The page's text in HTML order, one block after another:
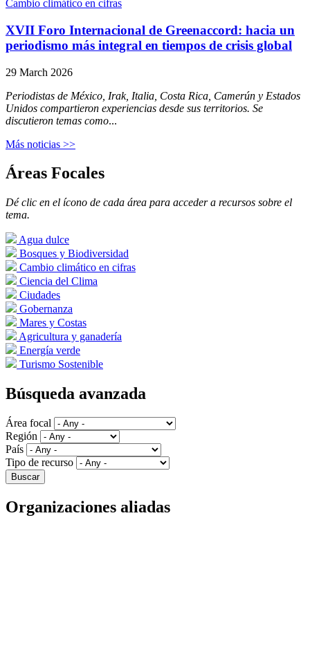
Cambio climático en cifras
XVII Foro Internacional de Greenaccord: hacia un
periodismo más integral en tiempos de crisis global
29 March 2026
Periodistas de México, Irak, Italia, Costa Rica, Camerún y Estados
Unidos compartieron experiencias desde sus territorios. Se
discutieron temas como...
Más noticias >>
Áreas Focales
Dé clic en el ícono de cada área para acceder a recursos sobre el
tema.
Agua dulce
Bosques y Biodiversidad
Cambio climático en cifras
Ciencia del Clima
Ciudades
Gobernanza
Mares y Costas
Agricultura y ganadería
Energía verde
Turismo Sostenible
Búsqueda avanzada
Área focal
Región
País
Tipo de recurso
Organizaciones aliadas